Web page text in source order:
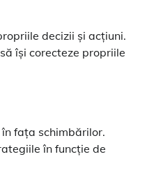
decizii și acțiuni.
își corecteze propriile
fața schimbărilor.
în funcție de